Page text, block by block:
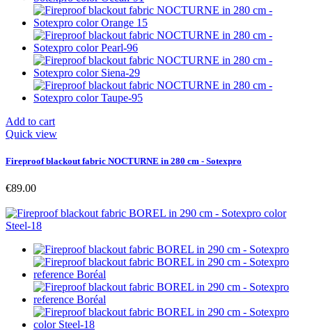
Add to cart
Quick view
Fireproof blackout fabric NOCTURNE in 280 cm - Sotexpro
€89.00